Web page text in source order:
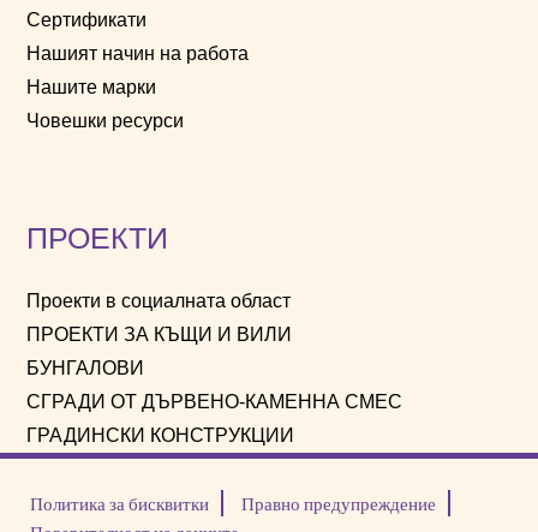
Сертификати
Нашият начин на работа
Нашите марки
Човешки ресурси
ПРОЕКТИ
Проекти в социалната област
ПРОЕКТИ ЗА КЪЩИ И ВИЛИ
БУНГАЛОВИ
СГРАДИ ОТ ДЪРВЕНО-КАМЕННА СМЕС
ГРАДИНСКИ КОНСТРУКЦИИ
Политика за бисквитки
Правно предупреждение